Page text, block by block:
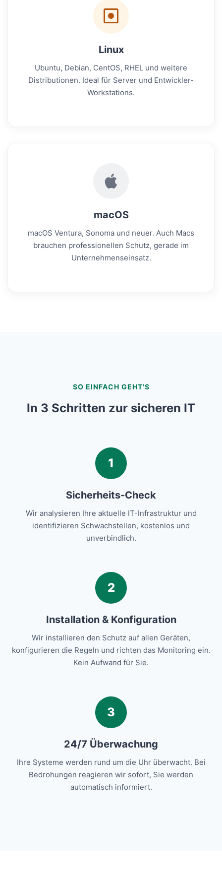
Linux
Ubuntu, Debian, CentOS, RHEL und weitere
Distributionen. Ideal für Server und Entwickler-
Workstations.
macOS
macOS Ventura, Sonoma und neuer. Auch Macs
brauchen professionellen Schutz, gerade im
Unternehmenseinsatz.
SO EINFACH GEHT'S
In 3 Schritten zur sicheren IT
1
Sicherheits-Check
Wir analysieren Ihre aktuelle IT-Infrastruktur und
identifizieren Schwachstellen, kostenlos und
unverbindlich.
2
Installation & Konfiguration
Wir installieren den Schutz auf allen Geräten,
konfigurieren die Regeln und richten das Monitoring ein.
Kein Aufwand für Sie.
3
24/7 Überwachung
Ihre Systeme werden rund um die Uhr überwacht. Bei
Bedrohungen reagieren wir sofort, Sie werden
automatisch informiert.